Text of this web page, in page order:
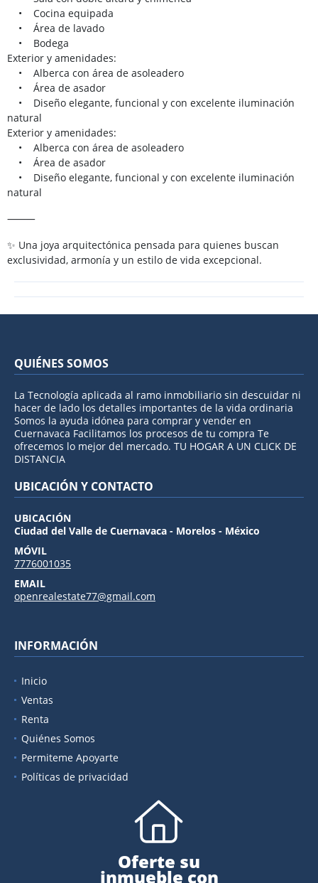
• Cocina equipada
• Área de lavado
• Bodega
Exterior y amenidades:
• Alberca con área de asoleadero
• Área de asador
• Diseño elegante, funcional y con excelente iluminación
natural
Exterior y amenidades:
• Alberca con área de asoleadero
• Área de asador
• Diseño elegante, funcional y con excelente iluminación
natural
⸻
✨ Una joya arquitectónica pensada para quienes buscan
exclusividad, armonía y un estilo de vida excepcional.
QUIÉNES SOMOS
La Tecnología aplicada al ramo inmobiliario sin descuidar ni
hacer de lado los detalles importantes de la vida ordinaria
Somos la ayuda idónea para comprar y vender en
Cuernavaca Facilitamos los procesos de tu compra Te
ofrecemos lo mejor del mercado. TU HOGAR A UN CLICK DE
DISTANCIA
UBICACIÓN Y CONTACTO
UBICACIÓN
Ciudad del Valle de Cuernavaca - Morelos - México
MÓVIL
7776001035
EMAIL
openrealestate77@gmail.com
INFORMACIÓN
Inicio
Ventas
Renta
Quiénes Somos
Permiteme Apoyarte
Políticas de privacidad
Oferte su
inmueble con